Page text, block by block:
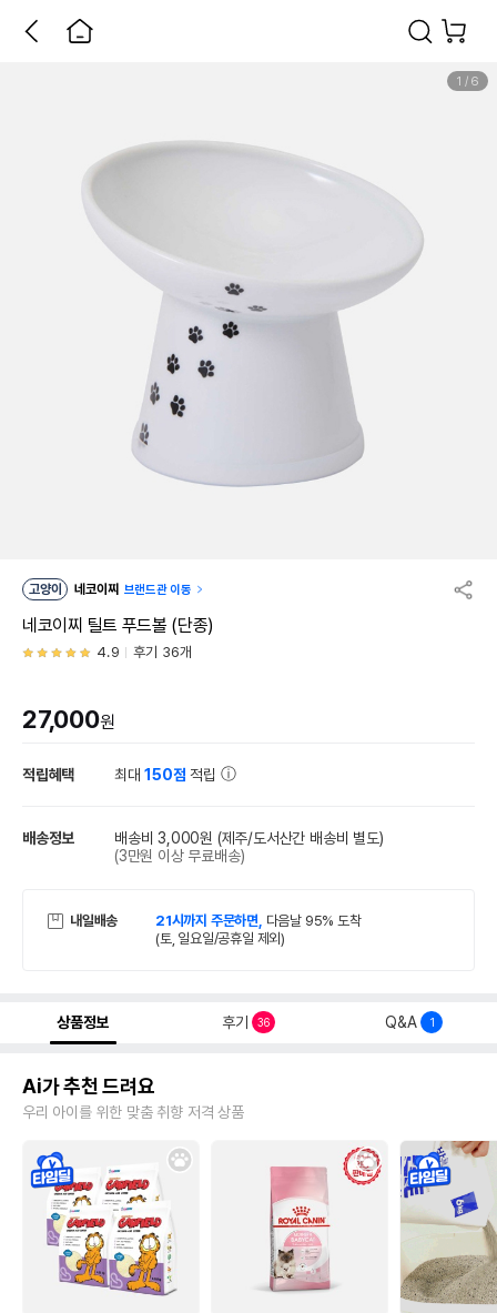
1 / 6
고양이 네코이찌 브랜드관 이동
네코이찌 틸트 푸드볼 (단종)
4.9 후기 36개
27,000원
적립혜택 최대150점 적립
배송정보 배송비 3,000원 (제주/도서산간 배송비 별도)
(3만원 이상 무료배송)
내일배송 21시까지 주문하면, 다음날 95% 도착
(토, 일요일/공휴일 제외)
상품정보 후기 36 Q&A 1
Ai가 추천 드려요
우리 아이를 위한 맞춤 취향 저격 상품